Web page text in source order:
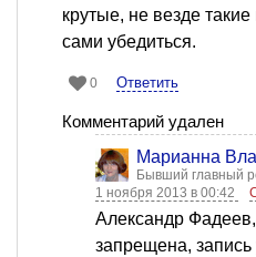
крутые, не везде
сами убедиться.
0 Ответить
Комментарий удален
Марианна
Бывший главный
1 ноября 2013 в 00:42
Александр
запрещена, запись